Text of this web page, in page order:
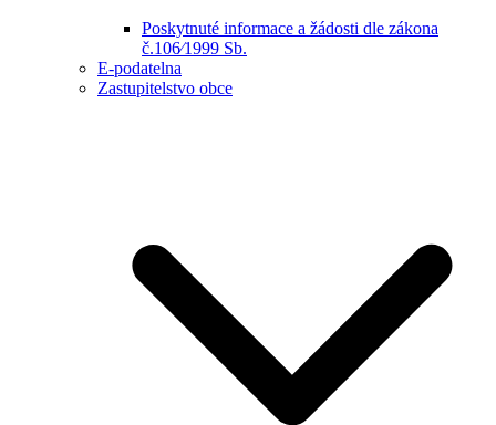
Poskytnuté informace a žádosti dle zákona
č.106⁄1999 Sb.
E-podatelna
Zastupitelstvo obce